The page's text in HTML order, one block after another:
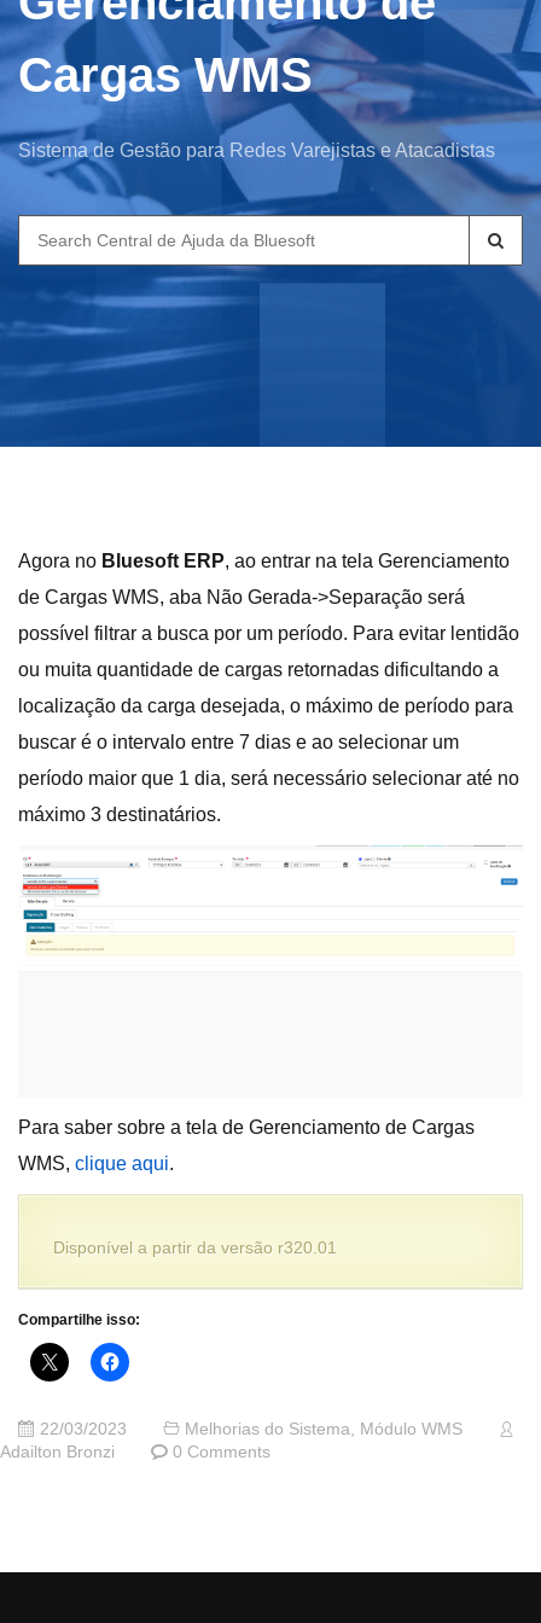
Cargas WMS
Sistema de Gestão para Redes Varejistas e Atacadistas
Search
for:
Agora no Bluesoft ERP, ao entrar na tela Gerenciamento
de Cargas WMS, aba Não Gerada->Separação será
possível filtrar a busca por um período. Para evitar lentidão
ou muita quantidade de cargas retornadas dificultando a
localização da carga desejada, o máximo de período para
buscar é o intervalo entre 7 dias e ao selecionar um
período maior que 1 dia, será necessário selecionar até no
máximo 3 destinatários.
Para saber sobre a tela de Gerenciamento de Cargas
WMS, clique aqui.
Disponível a partir da versão r320.01
Compartilhe isso:
22/03/2023 Melhorias do Sistema, Módulo WMS
Adailton Bronzi
0 Comments